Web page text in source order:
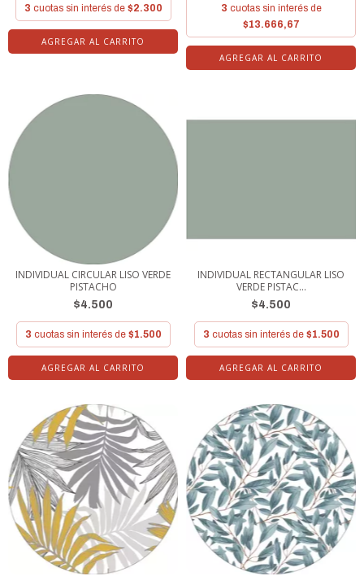
3 cuotas sin interés de $2.300 3 cuotas sin interés de
$13.666,67
AGREGAR AL CARRITO
INDIVIDUAL CIRCULAR LISO VERDE
PISTACHO
$4.500
3 cuotas sin interés de $1.500
INDIVIDUAL RECTANGULAR LISO
VERDE PISTAC...
$4.500
3 cuotas sin interés de $1.500